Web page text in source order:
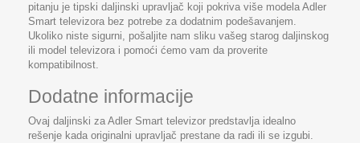
pitanju je tipski daljinski upravljač koji pokriva više modela Adler
Smart televizora bez potrebe za dodatnim podešavanjem.
Ukoliko niste sigurni, pošaljite nam sliku vašeg starog daljinskog
ili model televizora i pomoći ćemo vam da proverite
kompatibilnost.
Dodatne informacije
Ovaj daljinski za Adler Smart televizor predstavlja idealno
rešenje kada originalni upravljač prestane da radi ili se izgubi.